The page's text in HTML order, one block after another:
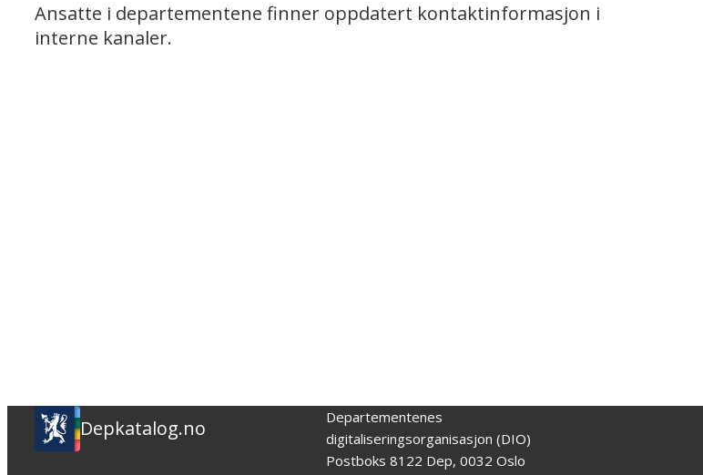
Ansatte i departementene finner oppdatert kontaktinformasjon i
interne kanaler.
Depkatalog.no
Departementenes
digitaliseringsorganisasjon (DIO)
Postboks 8122 Dep, 0032 Oslo